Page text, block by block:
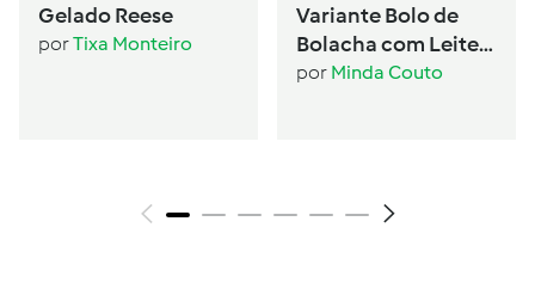
Gelado Reese
porTixa Monteiro
Variante Bolo de
Bolacha com Leite
Condensado
por Minda Couto